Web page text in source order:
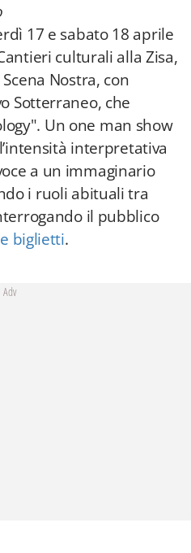
17 e sabato 18 aprile
culturali alla Zisa,
Nostra, con
Sotterraneo, che
Un one man show
interpretativa
a un immaginario
i ruoli abituali tra
il pubblico
biglietti.
Adv